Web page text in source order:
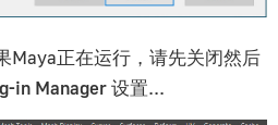
Plugin
插件
Maya正在运行，请先关闭然后
in Manager设置...